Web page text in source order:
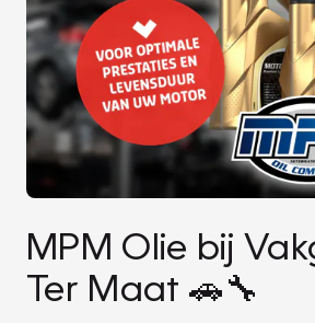
MPM Olie bij
Ter Maat 🚗🔧